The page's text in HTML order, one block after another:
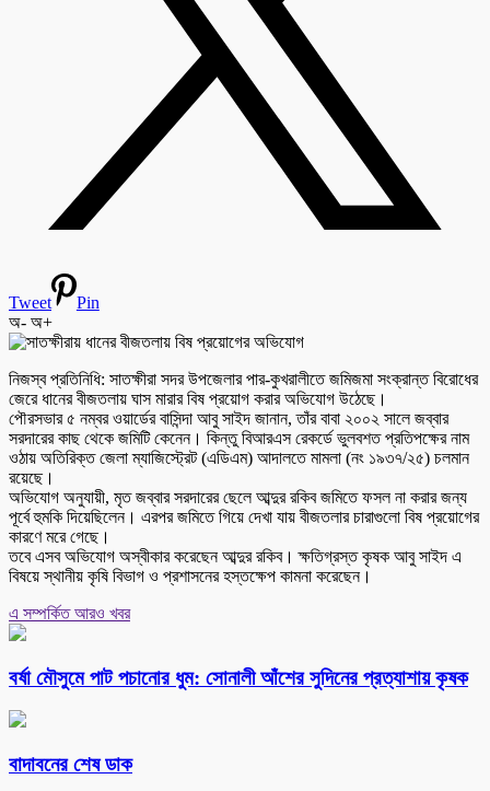
Tweet
Pin
অ- অ+
নিজস্ব প্রতিনিধি: সাতক্ষীরা সদর উপজেলার পার-কুখরালীতে জমিজমা সংক্রান্ত বিরোধের
জেরে ধানের বীজতলায় ঘাস মারার বিষ প্রয়োগ করার অভিযোগ উঠেছে।
পৌরসভার ৫ নম্বর ওয়ার্ডের বাসিন্দা আবু সাইদ জানান, তাঁর বাবা ২০০২ সালে জব্বার
সরদারের কাছ থেকে জমিটি কেনেন। কিন্তু বিআরএস রেকর্ডে ভুলবশত প্রতিপক্ষের নাম
ওঠায় অতিরিক্ত জেলা ম্যাজিস্ট্রেট (এডিএম) আদালতে মামলা (নং ১৯৩৭/২৫) চলমান
রয়েছে।
অভিযোগ অনুযায়ী, মৃত জব্বার সরদারের ছেলে আব্দুর রকিব জমিতে ফসল না করার জন্য
পূর্বে হুমকি দিয়েছিলেন। এরপর জমিতে গিয়ে দেখা যায় বীজতলার চারাগুলো বিষ প্রয়োগের
কারণে মরে গেছে।
তবে এসব অভিযোগ অস্বীকার করেছেন আব্দুর রকিব। ক্ষতিগ্রস্ত কৃষক আবু সাইদ এ
বিষয়ে স্থানীয় কৃষি বিভাগ ও প্রশাসনের হস্তক্ষেপ কামনা করেছেন।
এ সম্পর্কিত আরও খবর
বর্ষা মৌসুমে পাট পচানোর ধুম: সোনালী আঁশের সুদিনের প্রত্যাশায় কৃষক
বাদাবনের শেষ ডাক